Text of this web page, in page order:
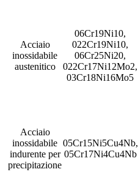
Acciaio
inossidabile
austenitico
06Cr19Ni10,
022Cr19Ni10,
06Cr25Ni20,
022Cr17Ni12Mo2,
03Cr18Ni16Mo5
Acciaio
inossidabile
indurente per
precipitazione
05Cr15Ni5Cu4Nb,
05Cr17Ni4Cu4Nb